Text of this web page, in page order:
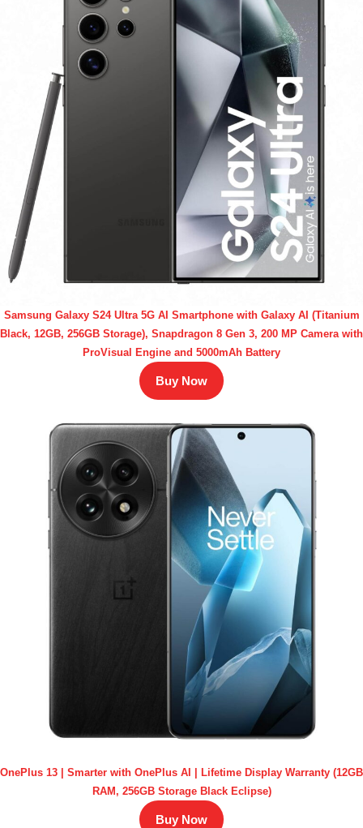
Samsung Galaxy S24 Ultra 5G AI Smartphone with Galaxy AI (Titanium
Black, 12GB, 256GB Storage), Snapdragon 8 Gen 3, 200 MP Camera with
ProVisual Engine and 5000mAh Battery
Buy Now
OnePlus 13 | Smarter with OnePlus AI | Lifetime Display Warranty (12GB
RAM, 256GB Storage Black Eclipse)
Buy Now